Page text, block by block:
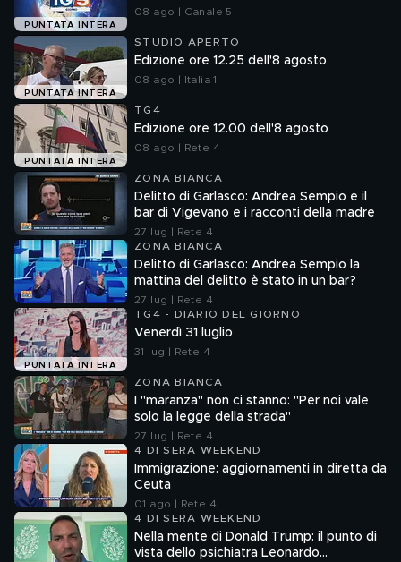
PUNTATA INTERA
08 ago | Canale 5
PUNTATA INTERA
STUDIO APERTO
Edizione ore 12.25 dell'8 agosto
08 ago | Italia 1
PUNTATA INTERA
TG4
Edizione ore 12.00 dell'8 agosto
08 ago | Rete 4
ZONA BIANCA
Delitto di Garlasco: Andrea Sempio e il
bar di Vigevano e i racconti della madre
27 lug | Rete 4
ZONA BIANCA
Delitto di Garlasco: Andrea Sempio la
mattina del delitto è stato in un bar?
27 lug | Rete 4
PUNTATA INTERA
TG4 - DIARIO DEL GIORNO
Venerdì 31 luglio
31 lug | Rete 4
ZONA BIANCA
I "maranza" non ci stanno: "Per noi vale
solo la legge della strada"
27 lug | Rete 4
4 DI SERA WEEKEND
Immigrazione: aggiornamenti in diretta da
Ceuta
01 ago | Rete 4
4 DI SERA WEEKEND
Nella mente di Donald Trump: il punto di
vista dello psichiatra Leonardo